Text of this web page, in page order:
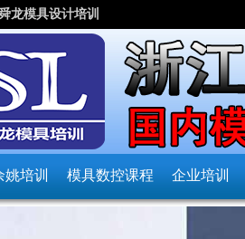
龙模具设计培训
姚培训 模具数控课程 企业培训